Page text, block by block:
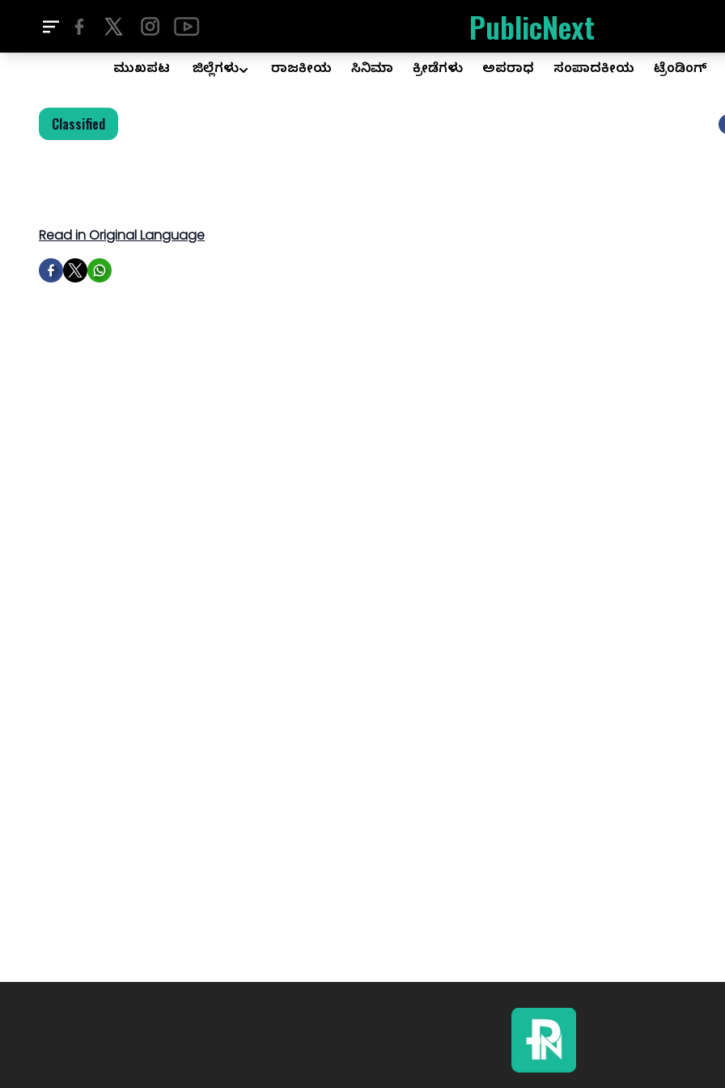
PublicNext
ಮುಖಪುಟ ಜಿಲ್ಲೆಗಳು ರಾಜಕೀಯ ಸಿನಿಮಾ ಕ್ರೀಡೆಗಳು ಅಪರಾಧ ಸಂಪಾದಕೀಯ ಟ್ರೆಂಡಿಂಗ್
Classified
Read in Original Language